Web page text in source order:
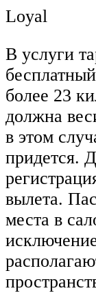
Loyal
В услуги
более 23
должна
в этом
придется.
вылета.
места в